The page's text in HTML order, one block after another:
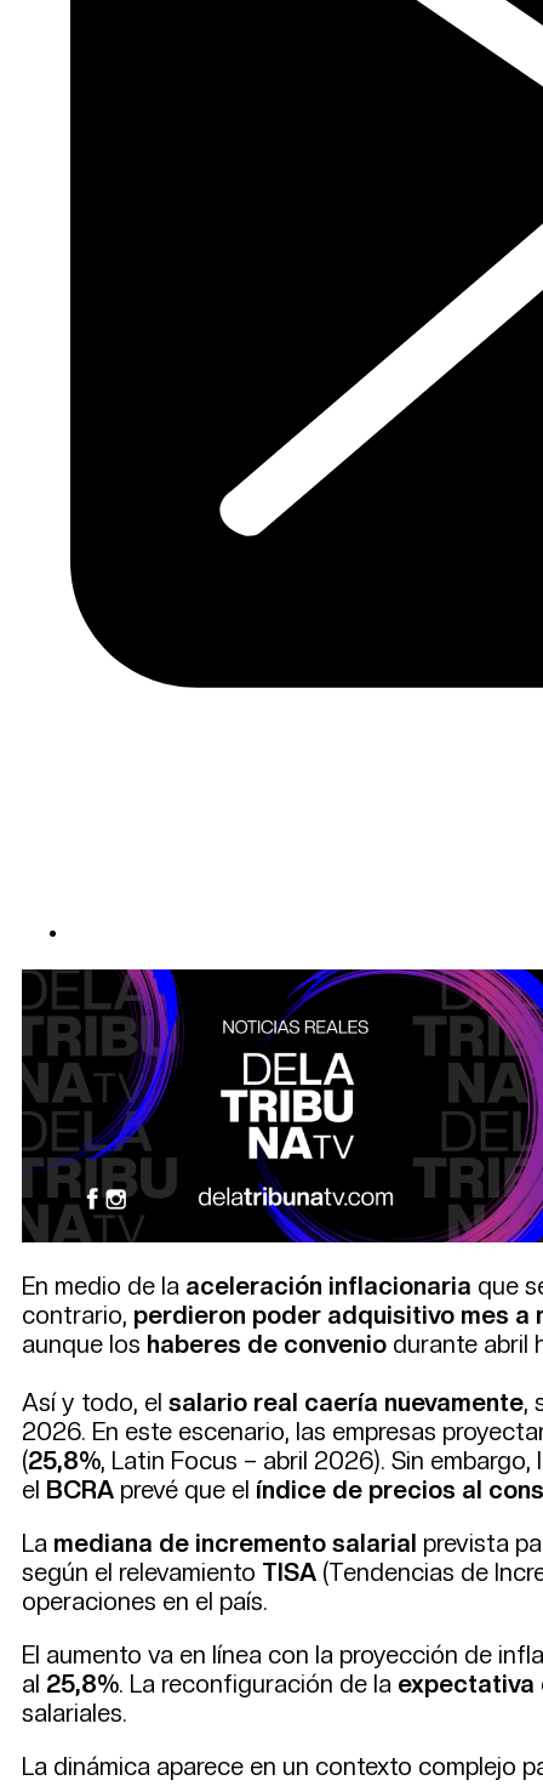
En medio de la aceleración inflacionaria que
contrario, perdieron poder adquisitivo mes
aunque los haberes de convenio durante abril
Así y todo, el salario real caería nuevamente,
2026. En este escenario, las empresas
(25,8%, Latin Focus – abril 2026). Sin
el BCRA prevé que el índice de precios al
La mediana de incremento salarial prevista
según el relevamiento TISA (Tendencias de
operaciones en el país.
El aumento va en línea con la proyección de
al 25,8%. La reconfiguración de la expectativa
salariales.
La dinámica aparece en un contexto complejo